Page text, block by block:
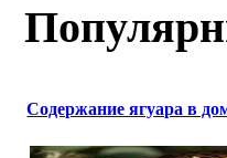
Содержание ягуара в